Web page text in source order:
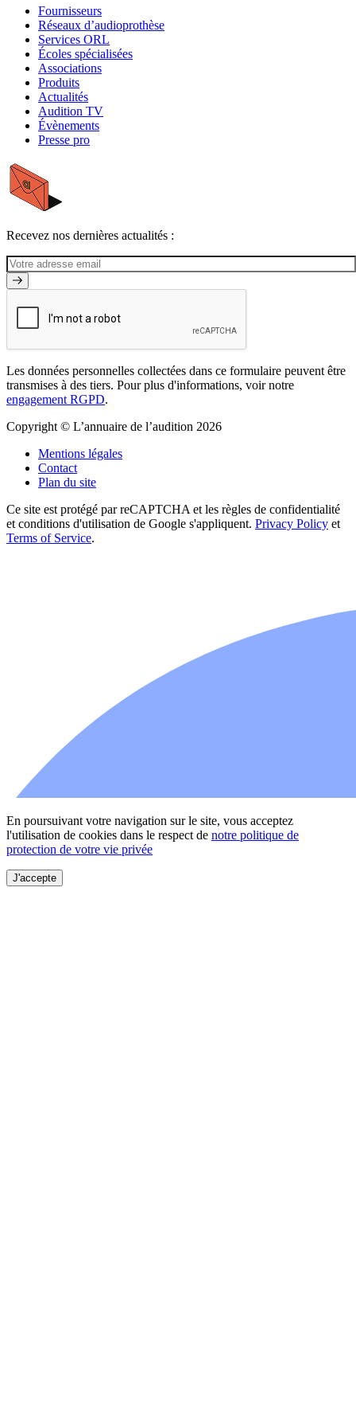
Fournisseurs
Réseaux d’audioprothèse
Services ORL
Écoles spécialisées
Associations
Produits
Actualités
Audition TV
Évènements
Presse pro
Recevez nos dernières actualités :
Les données personnelles collectées dans ce formulaire peuvent être
transmises à des tiers. Pour plus d'informations, voir notre
engagement RGPD.
Copyright © L’annuaire de l’audition 2026
Mentions légales
Contact
Plan du site
Ce site est protégé par reCAPTCHA et les règles de confidentialité
et conditions d'utilisation de Google s'appliquent. Privacy Policy et
Terms of Service.
En poursuivant votre navigation sur le site, vous acceptez
l'utilisation de cookies dans le respect de notre politique de
protection de votre vie privée
J'accepte